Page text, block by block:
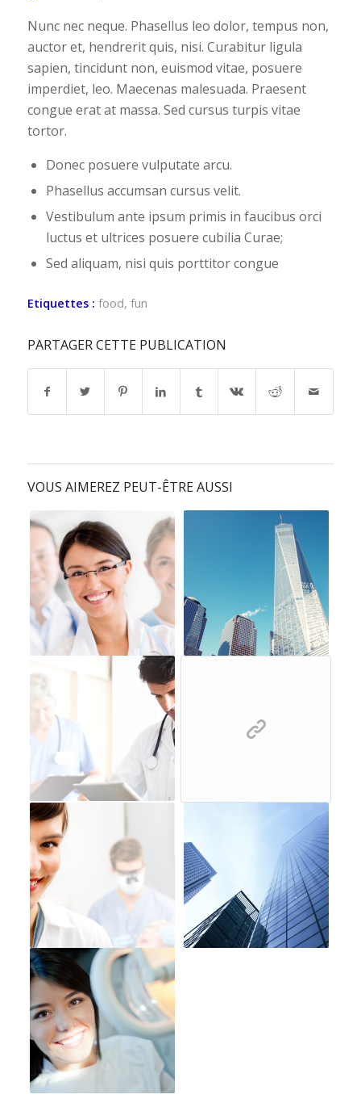
Nunc nec neque. Phasellus leo dolor, tempus non,
auctor et, hendrerit quis, nisi. Curabitur ligula
sapien, tincidunt non, euismod vitae, posuere
imperdiet, leo. Maecenas malesuada. Praesent
congue erat at massa. Sed cursus turpis vitae
tortor.
Donec posuere vulputate arcu.
Phasellus accumsan cursus velit.
Vestibulum ante ipsum primis in faucibus orci
luctus et ultrices posuere cubilia Curae;
Sed aliquam, nisi quis porttitor congue
Etiquettes : food, fun
PARTAGER CETTE PUBLICATION
VOUS AIMEREZ PEUT-ÊTRE AUSSI